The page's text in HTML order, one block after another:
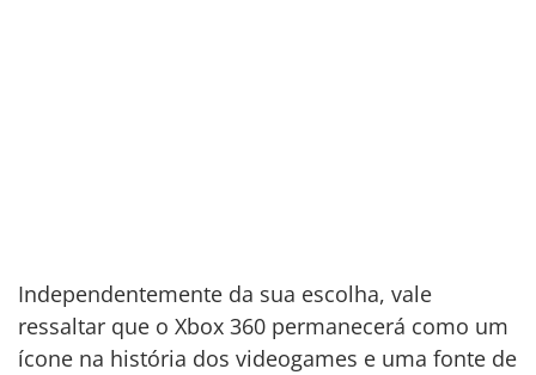
Independentemente da sua escolha, vale
ressaltar que o Xbox 360 permanecerá como um
ícone na história dos videogames e uma fonte de